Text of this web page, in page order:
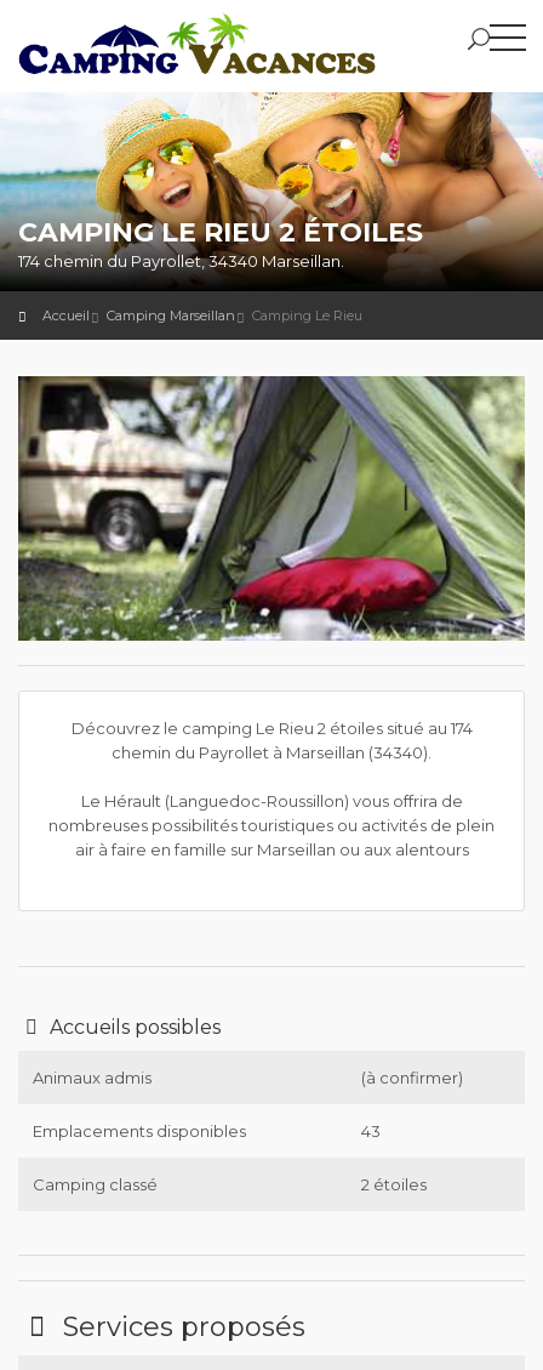
CAMPING LE RIEU 2 ÉTOILES
174 chemin du Payrollet, 34340 Marseillan.
Accueil Camping Marseillan Camping Le Rieu
Découvrez le camping Le Rieu 2 étoiles situé au 174
chemin du Payrollet à Marseillan (34340).
Le Hérault (Languedoc-Roussillon) vous offrira de
nombreuses possibilités touristiques ou activités de plein
air à faire en famille sur Marseillan ou aux alentours
Accueils possibles
Animaux admis (à confirmer)
Emplacements disponibles 43
Camping classé 2 étoiles
Services proposés